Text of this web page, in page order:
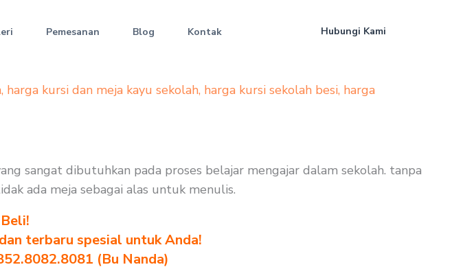
Pemesanan Blog Kontak Hubungi Kami
, harga kursi dan meja kayu sekolah, harga kursi sekolah besi, harga
sangat dibutuhkan pada proses belajar mengajar dalam sekolah. tanpa
ada meja sebagai alas untuk menulis.
terbaru spesial untuk Anda!
(Bu Nanda)